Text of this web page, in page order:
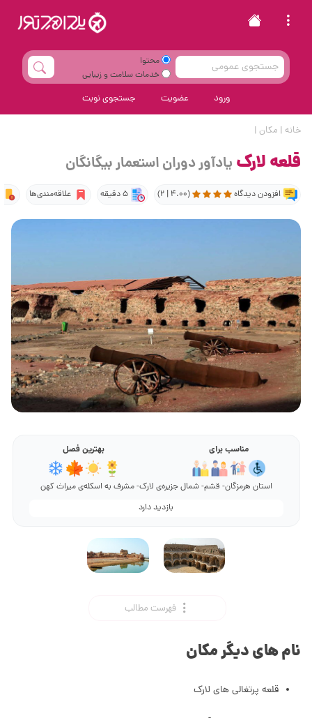
محتوا
خدمات سلامت و زیبایی
ورود عضویت جستجوی نوبت
خانه | مکان |
قلعه لارک یادآور دوران استعمار بیگانگان
افزودن دیدگاه (4.00 | 2) 5 دقیقه علاقه‌مندی‌ها
مناسب برای بهترین فصل
استان هرمزگان- قشم- شمال جزیره‌ی لارک- مشرف به اسکله‌ی میراث کهن
بازدید دارد
فهرست مطالب
نام های دیگر مکان
قلعه پرتغالی های لارک